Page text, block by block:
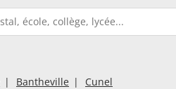
Bantheville Cunel